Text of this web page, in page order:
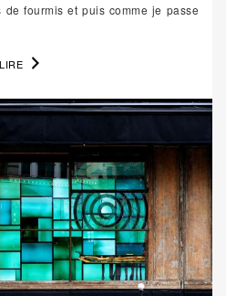
fourmis et puis comme je passe
LIRE